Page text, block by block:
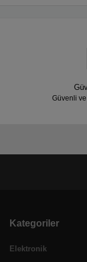
Güvenli
Kategoriler
Elektronik